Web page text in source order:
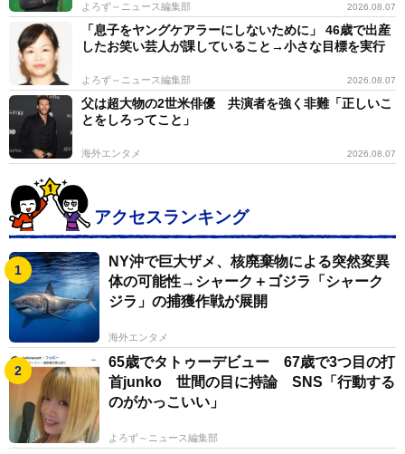
よろず～ニュース編集部 2026.08.07
「息子をヤングケアラーにしないために」 46歳で出産
したお笑い芸人が課していること→小さな目標を実行
よろず～ニュース編集部 2026.08.07
父は超大物の2世米俳優 共演者を強く非難「正しいこ
とをしろってこと」
海外エンタメ 2026.08.07
アクセスランキング
NY沖で巨大ザメ、核廃棄物による突然変異
体の可能性→シャーク＋ゴジラ「シャーク
ジラ」の捕獲作戦が展開
海外エンタメ
65歳でタトゥーデビュー 67歳で3つ目の打
首junko 世間の目に持論 SNS「行動する
のがかっこいい」
よろず～ニュース編集部